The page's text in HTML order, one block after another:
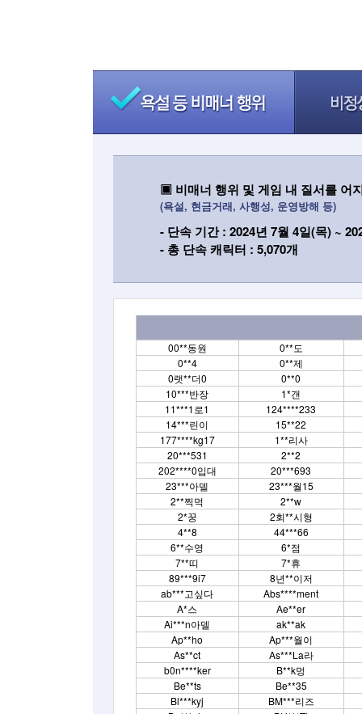
▣ 비매너 행위 및 게임 내 질서를 어
(욕설, 현금거래, 사행성, 운영방해 등)
- 단속 기간 : 2024년 7월 4일(목) ~
- 총 단속 캐릭터 : 5,070개
00**동원
0**도
0**4
0**제
0랫**더0
0**0
10***반장
1*갠
11***1로1
124****233
14***린이
15**22
177****kg17
1**리사
20***531
2**2
202****0입대
20***693
23***아델
23***월15
2**찍먹
2**w
2*꿍
2회**시형
4**8
44***66
6**수영
6*점
7**띠
7*휴
89***9i7
8년**이저
ab***고싶다
Abs****ment
A*스
Ae**er
Ai***n아델
ak**ak
Ap**ho
Ap***월이
As**ct
As***La라
b0n****ker
B**k멍
Be**ts
Be**35
Bl***kyj
BM***리즈